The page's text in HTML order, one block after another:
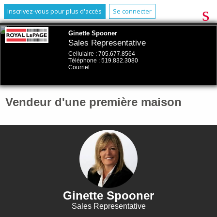
Inscrivez-vous pour plus d'accès Se connecter
Ginette Spooner
Sales Representative
Cellulaire : 705.677.8564
Téléphone : 519.832.3080
Courriel
Vendeur d'une première maison
Ginette Spooner
Sales Representative